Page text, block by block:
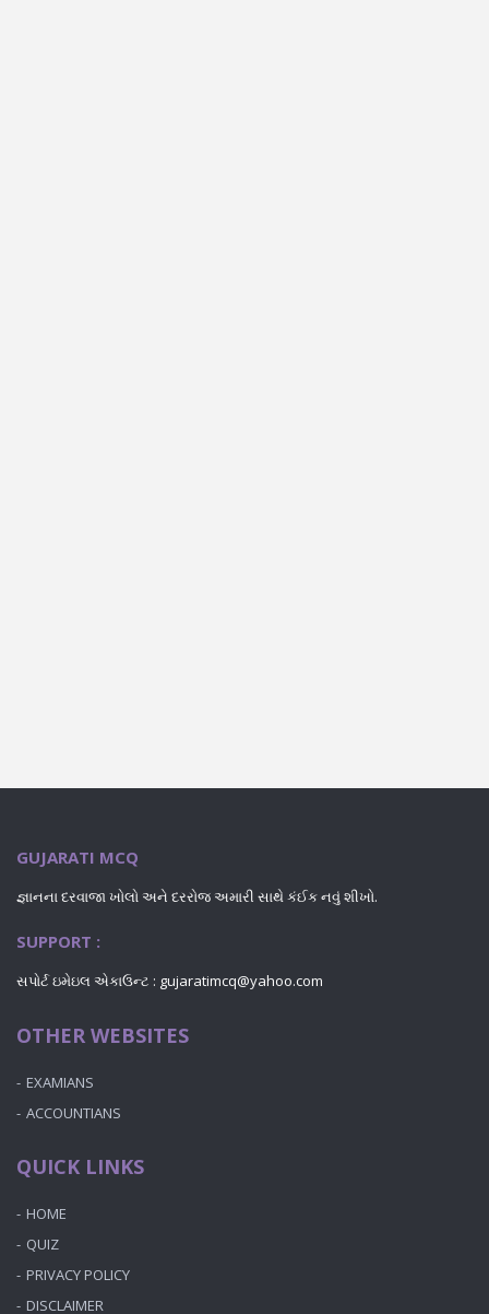
GUJARATI MCQ
જ્ઞાનના દરવાજા ખોલો અને દરરોજ અમારી સાથે કંઈક નવું શીખો.
SUPPORT :
સપોર્ટ ઇમેઇલ એકાઉન્ટ : gujaratimcq@yahoo.com
OTHER WEBSITES
EXAMIANS
ACCOUNTIANS
QUICK LINKS
HOME
QUIZ
PRIVACY POLICY
DISCLAIMER